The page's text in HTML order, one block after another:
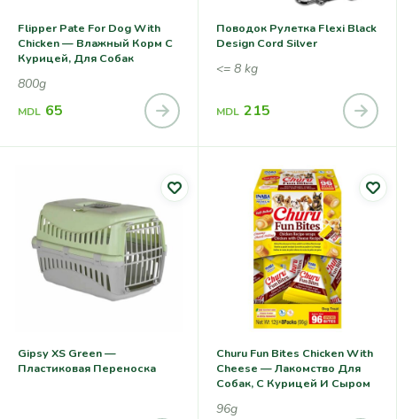
Flipper Pate For Dog With
Chicken — Влажный Корм С
Курицей, Для Собак
800g
MDL 65
Поводок Рулетка Flexi Black
Design Cord Silver
<= 8 kg
MDL 215
Gipsy XS Green —
Пластиковая Переноска
Churu Fun Bites Chicken With
Cheese — Лакомство Для
Собак, С Курицей И Сыром
96g